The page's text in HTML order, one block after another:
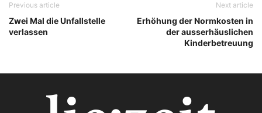
Previous article
Zwei Mal die Unfallstelle
verlassen
Next article
Erhöhung der Normkosten in
der ausserhäuslichen
Kinderbetreuung